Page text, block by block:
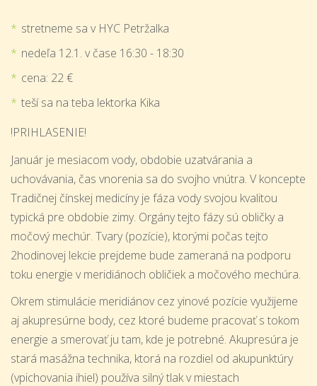
stretneme sa v HYC Petržalka
nedeľa 12.1. v čase 16:30 - 18:30
cena: 22 €
teší sa na teba lektorka Kika
!PRIHLASENIE!
Január je mesiacom vody, obdobie uzatvárania a
uchovávania, čas vnorenia sa do svojho vnútra. V koncepte
Tradičnej čínskej medicíny je fáza vody svojou kvalitou
typická pre obdobie zimy. Orgány tejto fázy sú obličky a
močový mechúr. Tvary (pozície), ktorými počas tejto
2hodinovej lekcie prejdeme bude zameraná na podporu
toku energie v meridiánoch obličiek a močového mechúra.
Okrem stimulácie meridiánov cez yinové pozície využijeme
aj akupresúrne body, cez ktoré budeme pracovať s tokom
energie a smerovať ju tam, kde je potrebné. Akupresúra je
stará masážna technika, ktorá na rozdiel od akupunktúry
(vpichovania ihiel) používa silný tlak v miestach